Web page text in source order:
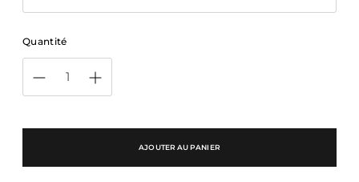
Quantité
AJOUTER AU PANIER